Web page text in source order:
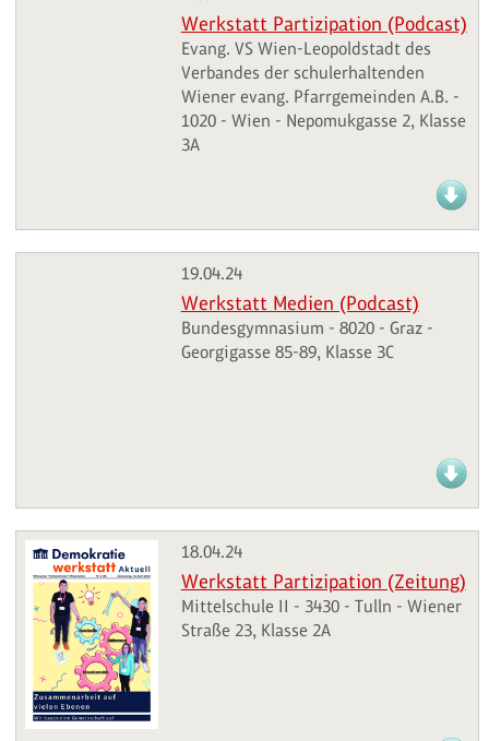
Werkstatt Partizipation (Podcast)
Evang. VS Wien-Leopoldstadt des
Verbandes der schulerhaltenden
Wiener evang. Pfarrgemeinden A.B. -
1020 - Wien - Nepomukgasse 2, Klasse
3A
19.04.24
Werkstatt Medien (Podcast)
Bundesgymnasium - 8020 - Graz -
Georgigasse 85-89, Klasse 3C
18.04.24
Werkstatt Partizipation (Zeitung)
Mittelschule II - 3430 - Tulln - Wiener
Straße 23, Klasse 2A